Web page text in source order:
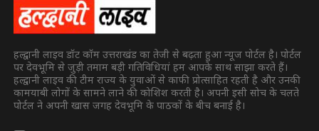
हल्द्वानी लाइव डॉट कॉम उत्तराखंड का तेजी से बढ़ता हुआ न्यूज पोर्टल है। पोर्टल
पर देवभूमि से जुड़ी तमाम बड़ी गतिविधियां हम आपके साथ साझा करते हैं।
हल्द्वानी लाइव की टीम राज्य के युवाओं से काफी प्रोत्साहित रहती है और उनकी
कामयाबी लोगों के सामने लाने की कोशिश करती है। अपनी इसी सोच के चलते
पोर्टल ने अपनी खास जगह देवभूमि के पाठकों के बीच बनाई है।